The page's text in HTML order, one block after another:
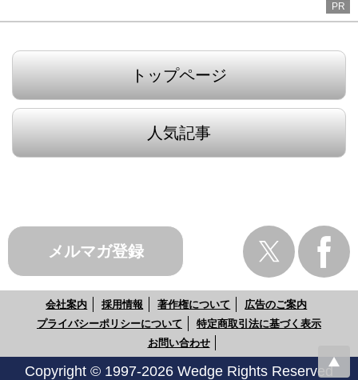
PR
トップページ
人気記事
メルマガ登録
会社案内 採用情報 著作権について
広告のご案内
プライバシーポリシーについて
特定商取引法に基づく表示
お問い合わせ
Copyright © 1997-2026 Wedge Rights Reserved